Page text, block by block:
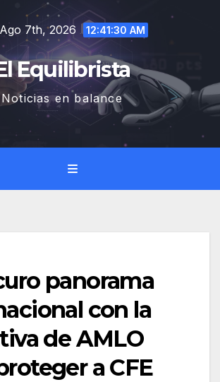
Ago 7th, 2026 12:41:31 AM
Equilibrista
Noticias en balance
panorama
con la
de AMLO
a CFE